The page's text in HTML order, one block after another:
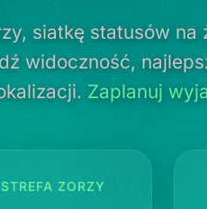
siatkę statusów na
widoczność,
Zaplanuj
ZORZY